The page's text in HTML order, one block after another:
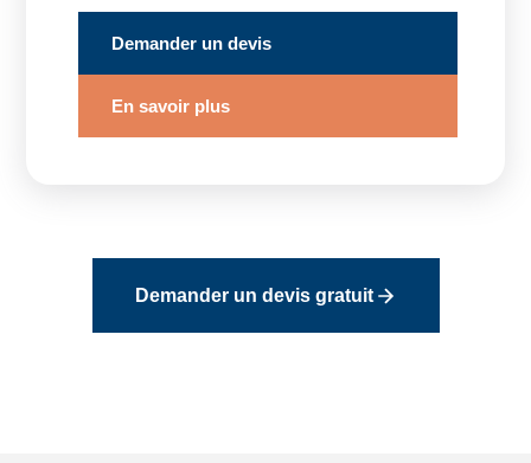
Demander un devis
En savoir plus
Demander un devis gratuit